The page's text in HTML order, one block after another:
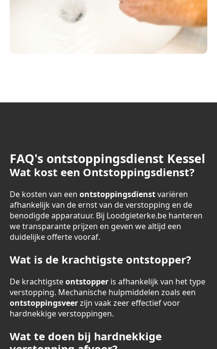
FAQ's ontstoppingsdienst Kessel
Wat kost een Ontstoppingsdienst?
De kosten van een ontstoppingsdienstvariëren
afhankelijk van de ernst van de verstopping en de
benodigde apparatuur. Bij Loodgieterke.be hanteren
we transparante prijzen en geven we altijd een
duidelijke offerte vooraf.
Wat is de krachtigste ontstopper?
De krachtigsteontstopper is afhankelijk van het type
verstopping. Mechanische hulpmiddelen zoals een
ontstoppingsveerzijn vaak zeer effectief voor
hardnekkige verstoppingen.
Wat te doen bij hardnekkige